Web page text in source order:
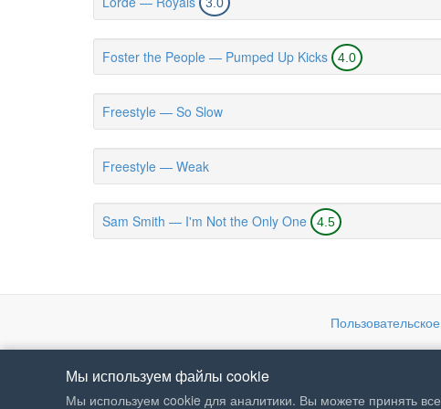
Foster the People — Pumped Up Kicks 4.0
Freestyle — So Slow
Freestyle — Weak
Sam Smith — I'm Not the Only One 4.5
Мы используем файлы cookie
Мы используем cookie для аналитики. Вы можете принять